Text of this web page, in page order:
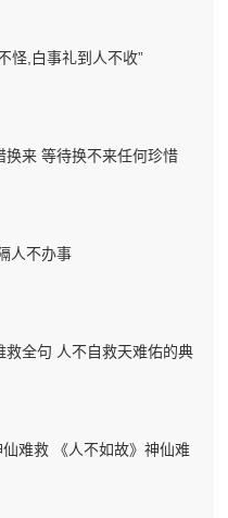
怪,白事礼到人不收”
换来 等待换不来任何珍惜
人不办事
救全句 人不自救天难佑的典
仙难救 《人不如故》神仙难